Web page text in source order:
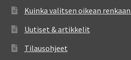
Kuinka valitsen oikean
Uutiset & artikkelit
Tilausohjeet